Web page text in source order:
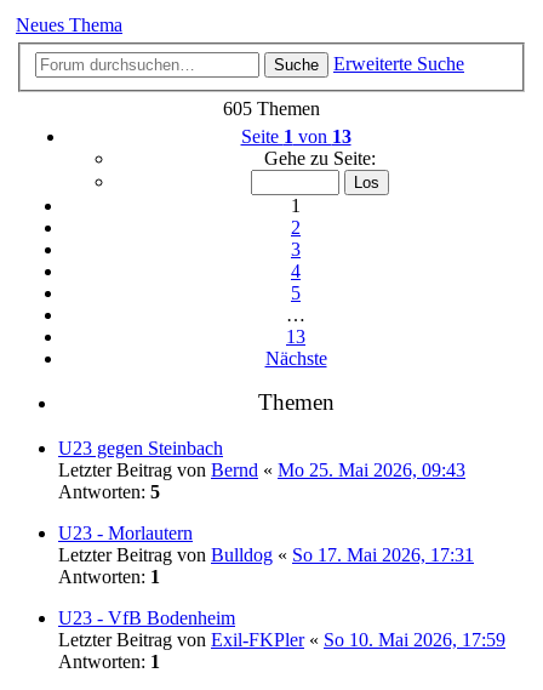
Neues Thema
Suche Erweiterte Suche
605 Themen
Seite 1 von 13
Gehe zu Seite:
1
2
3
4
5
…
13
Nächste
Themen
U23 gegen Steinbach
Letzter Beitrag von Bernd « Mo 25. Mai 2026, 09:43
Antworten: 5
U23 - Morlautern
Letzter Beitrag von Bulldog « So 17. Mai 2026, 17:31
Antworten: 1
U23 - VfB Bodenheim
Letzter Beitrag von Exil-FKPler« So 10. Mai 2026, 17:59
Antworten: 1